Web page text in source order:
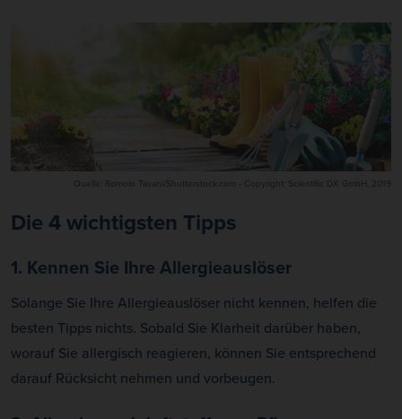
Quelle: Romolo Tavani/Shutterstock.com - Copyright: Scientific DX GmbH, 2019
Die 4 wichtigsten Tipps
1. Kennen Sie Ihre Allergieauslöser
Solange Sie Ihre Allergieauslöser nicht kennen, helfen die
besten Tipps nichts. Sobald Sie Klarheit darüber haben,
worauf Sie allergisch reagieren, können Sie entsprechend
darauf Rücksicht nehmen und vorbeugen.